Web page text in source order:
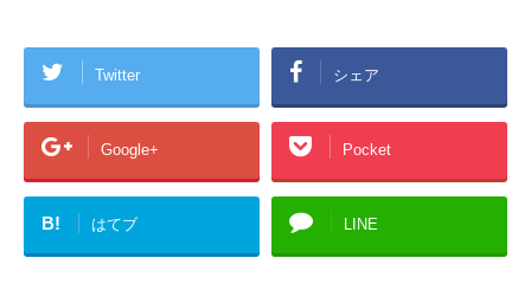
Twitter シェア
Google+ Pocket
B! はてブ LINE